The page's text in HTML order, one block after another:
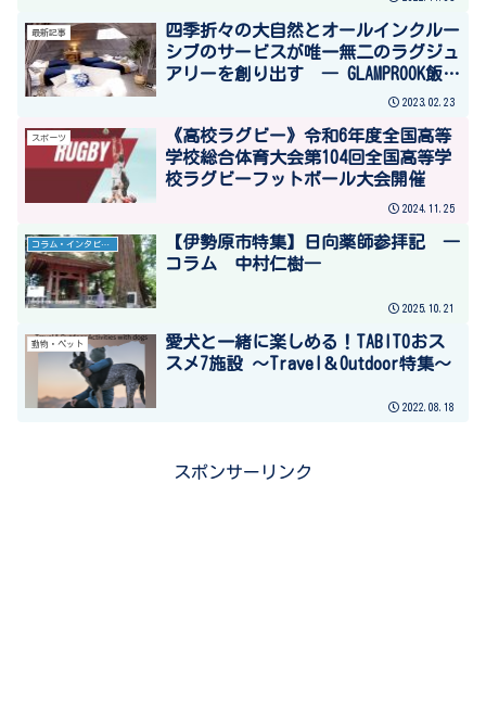
最新記事
四季折々の大自然とオールインクルー
シブのサービスが唯一無二のラグジュ
アリーを創り出す ― GLAMPROOK飯綱
2023.02.23
スポーツ
《高校ラグビー》令和6年度全国高等
学校総合体育大会第104回全国高等学
校ラグビーフットボール大会開催
2024.11.25
コラム・インタビュー
【伊勢原市特集】日向薬師参拝記 ―
コラム 中村仁樹―
2025.10.21
動物・ペット
愛犬と一緒に楽しめる！TABITOおス
スメ7施設 ～Travel＆Outdoor特集～
2022.08.18
スポンサーリンク